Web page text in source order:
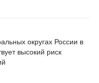
округах России в
высокий риск